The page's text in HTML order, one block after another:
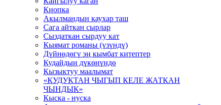
Кнопка
Акылмандын каухар таш
Сага айткан сырлар
Сыздаткан сырдуу кат
Кыямат романы (үзүндү)
Дүйнөдөгү эң кымбат китептер
Кудайдын дүкөнүндө
Кызыктуу маалымат
«КУДУКТАН ЧЫГЫП КЕЛЕ ЖАТКАН
ЧЫНДЫК»
Кыска - нуска